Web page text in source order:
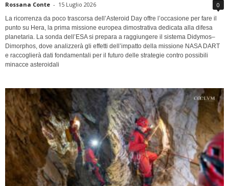
Rossana Conte - 15 Luglio 2026 0
La ricorrenza da poco trascorsa dell’Asteroid Day offre l’occasione per fare il
punto su Hera, la prima missione europea dimostrativa dedicata alla difesa
planetaria. La sonda dell’ESA si prepara a raggiungere il sistema Didymos–
Dimorphos, dove analizzerà gli effetti dell’impatto della missione NASA DART
e raccoglierà dati fondamentali per il futuro delle strategie contro possibili
minacce asteroidali